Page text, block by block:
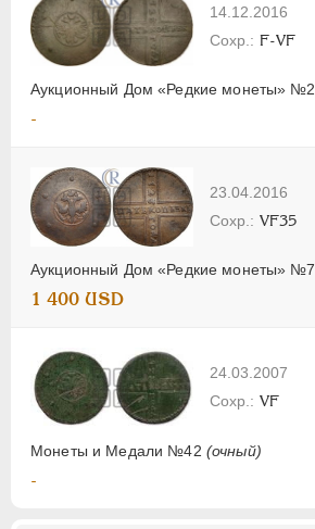
14.12.2016
Аукционный Дом «Редкие монеты» №2
F-VF
-
23.04.2016
Аукционный Дом «Редкие монеты» №7
VF35
1 400 USD
24.03.2007
Монеты и Медали №42 (очный)
VF
-